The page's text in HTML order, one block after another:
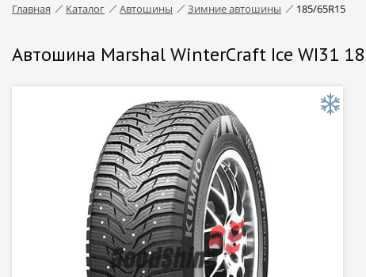
Главная Каталог Автошины Зимние автошины 185/65R15
Автошина Marshal WinterCraft Ice WI31